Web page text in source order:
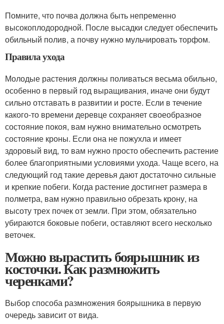
Помните, что почва должна быть непременно
высокоплодородной. После высадки следует обеспечить
обильный полив, а почву нужно мульчировать торфом.
Правила ухода
Молодые растения должны поливаться весьма обильно,
особенно в первый год выращивания, иначе они будут
сильно отставать в развитии и росте. Если в течение
какого-то времени деревце сохраняет своеобразное
состояние покоя, вам нужно внимательно осмотреть
состояние кроны. Если она не пожухла и имеет
здоровый вид, то вам нужно просто обеспечить растение
более благоприятными условиями ухода. Чаще всего, на
следующий год такие деревья дают достаточно сильные
и крепкие побеги. Когда растение достигнет размера в
полметра, вам нужно правильно обрезать крону, на
высоту трех почек от земли. При этом, обязательно
убираются боковые побеги, оставляют всего несколько
веточек.
Можно вырастить боярышник из
косточки. Как размножить
черенками?
Выбор способа размножения боярышника в первую
очередь зависит от вида.